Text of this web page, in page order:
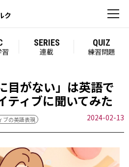
ク
習
SERIES
連載
QUIZ
練習問題
目がない」は英語で
ティブに聞いてみた
ブの英語表現 2024-02-13